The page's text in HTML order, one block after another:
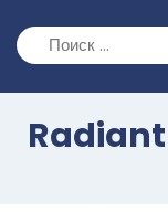
содержимому